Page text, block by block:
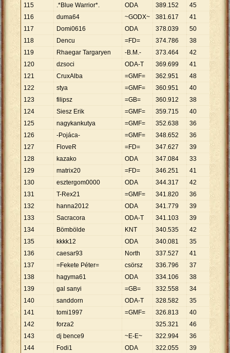
115
.*Blue Warrior*. ODA 389.152 45 8
648
116
duma64 ~GODX~ 381.617 41
308
117
Domi0616 ODA 378.039 50 .
561
118
Dencu =FD= 374.786 38
863
119
Rhaegar Targaryen -B.M.- 373.464 42
892
120
dzsoci ODA-T 369.699 41
017
121
CruxAlba =GMF= 362.951 48 . 561
122
stya =GMF= 360.951 40
024
123
filipsz =GB= 360.912 38 . 498
124
Siesz Erik =GMF= 359.715 40
993
125
nagykankutya =GMF= 352.638 36 9
796
126
-Pojáca- =GMF= 348.652 36
685
127
FloveR =FD= 347.627 39 8.
914
128
kazako ODA 347.084 33 10
129
matrix20 =FD= 346.251 41
130
esztergom0000 ODA 344.317 42 .
198
131
T-Rex21 =GMF= 341.820 36
495
132
hanna2012 ODA 341.779 39
764
133
Sacracora ODA-T 341.103 39
746
134
Bömbölde KNT 340.535 42 .
135
kkkk12 ODA 340.081 35
717
136
caesar93 North 337.527 41
232
137
=Fekete Péter= csörsz 336.796 37
103
138
hagyma61 ODA 334.106 38 8
792
139
gal sanyi =GB= 332.558 34
781
140
sanddorn ODA-T 328.582 35 9.
388
141
tomi1997 =GMF= 326.813 40 8
170
142
forza2 325.321 46
072
143
dj bence9 ~E-E~ 322.994 36 .
144
Fodi1 ODA 322.055 39
258